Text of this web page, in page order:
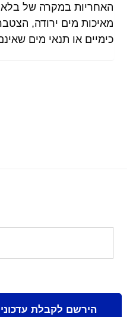
האחריות במקרה של
מאיכות מים ירודה,
כימיים או תנאי מים